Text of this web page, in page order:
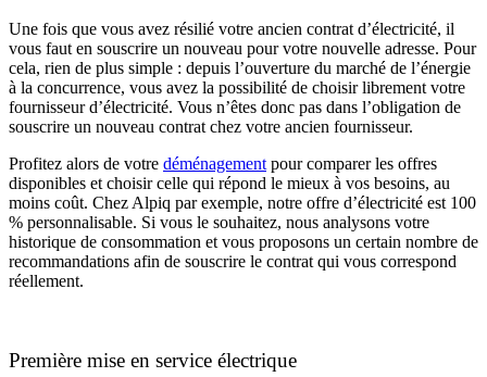
Une fois que vous avez résilié votre ancien contrat d’électricité, il
vous faut en souscrire un nouveau pour votre nouvelle adresse. Pour
cela, rien de plus simple : depuis l’ouverture du marché de l’énergie
à la concurrence, vous avez la possibilité de choisir librement votre
fournisseur d’électricité. Vous n’êtes donc pas dans l’obligation de
souscrire un nouveau contrat chez votre ancien fournisseur.
Profitez alors de votre déménagement pour comparer les offres
disponibles et choisir celle qui répond le mieux à vos besoins, au
moins coût. Chez Alpiq par exemple, notre offre d’électricité est 100
% personnalisable. Si vous le souhaitez, nous analysons votre
historique de consommation et vous proposons un certain nombre de
recommandations afin de souscrire le contrat qui vous correspond
réellement.
Première mise en service électrique